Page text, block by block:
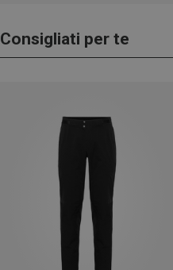
Consigliati per te